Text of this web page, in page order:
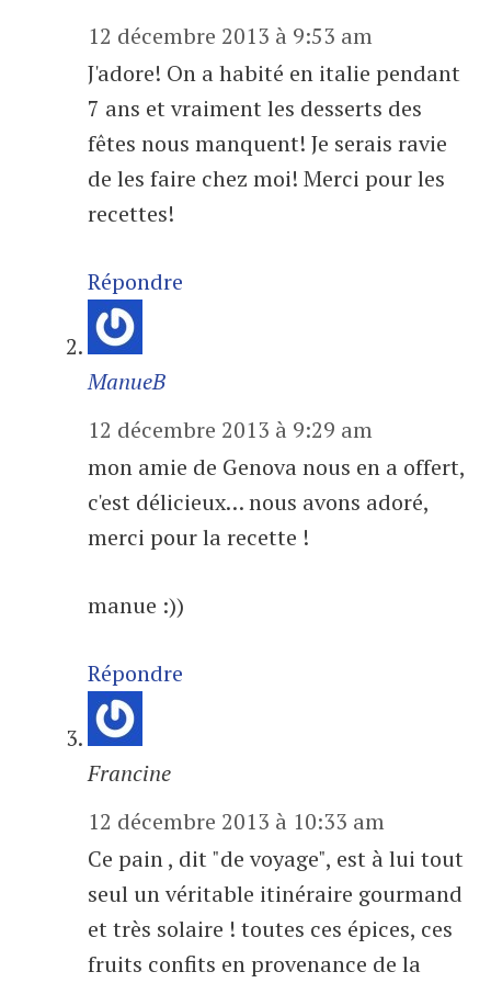
12 décembre 2013 à 9:53 am
J'adore! On a habité en italie pendant
7 ans et vraiment les desserts des
fêtes nous manquent! Je serais ravie
de les faire chez moi! Merci pour les
recettes!
Répondre
ManueB
12 décembre 2013 à 9:29 am
mon amie de Genova nous en a offert,
c'est délicieux… nous avons adoré,
merci pour la recette !
manue :))
Répondre
Francine
12 décembre 2013 à 10:33 am
Ce pain , dit "de voyage", est à lui tout
seul un véritable itinéraire gourmand
et très solaire ! toutes ces épices, ces
fruits confits en provenance de la